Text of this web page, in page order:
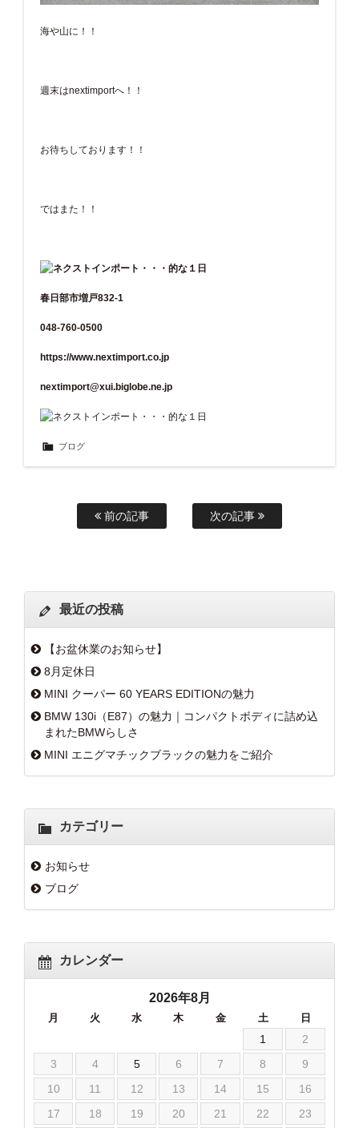
海や山に！！
週末はnextimportへ！！
お待ちしております！！
ではまた！！
春日部市増戸832-1
048-760-0500
https://www.nextimport.co.jp
nextimport@xui.biglobe.ne.jp
ブログ
前の記事 次の記事
最近の投稿
【お盆休業のお知らせ】
8月定休日
MINI クーパー 60 YEARS EDITIONの魅力
BMW 130i（E87）の魅力｜コンパクトボディに詰め込
まれたBMWらしさ
MINI エニグマチックブラックの魅力をご紹介
カテゴリー
お知らせ
ブログ
カレンダー
2026年8月
月 火 水 木 金 土 日
1
2
3
4 5 6 7 8
9
10
11 12 13 14 15
16
17
18 19 20 21 22
23